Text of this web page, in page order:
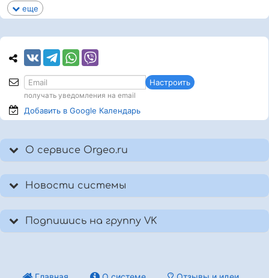
еще
Настроить
получать уведомления на email
Добавить в Google Календарь
О сервисе Orgeo.ru
Новости системы
Подпишись на группу VK